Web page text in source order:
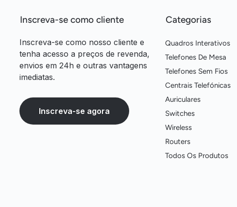
Inscreva-se como cliente
Inscreva-se como nosso cliente e
tenha acesso a preços de revenda,
envios em 24h e outras vantagens
imediatas.
Inscreva-se agora
Categorias
Quadros Interativos
Telefones De Mesa
Telefones Sem Fios
Centrais Telefónicas
Auriculares
Switches
Wireless
Routers
Todos Os Produtos